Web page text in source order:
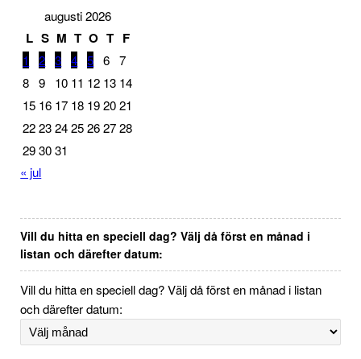
augusti 2026
L S M T O T F
1 2 3 4 5 6 7
8 9 10 11 12 13 14
15 16 17 18 19 20 21
22 23 24 25 26 27 28
29 30 31
« jul
Vill du hitta en speciell dag? Välj då först en månad i
listan och därefter datum:
Vill du hitta en speciell dag? Välj då först en månad i listan
och därefter datum: